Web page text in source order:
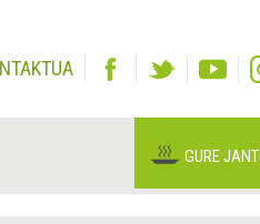
GURE